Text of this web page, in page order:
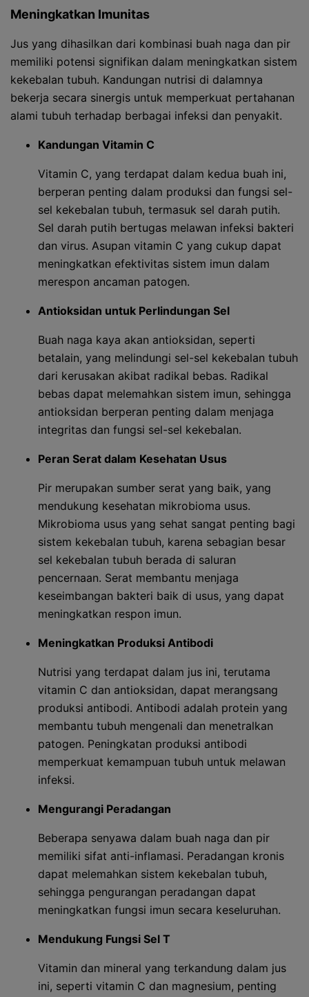
Meningkatkan Imunitas
Jus yang dihasilkan dari kombinasi buah naga dan pir
memiliki potensi signifikan dalam meningkatkan sistem
kekebalan tubuh. Kandungan nutrisi di dalamnya
bekerja secara sinergis untuk memperkuat pertahanan
alami tubuh terhadap berbagai infeksi dan penyakit.
Kandungan Vitamin C
Vitamin C, yang terdapat dalam kedua buah ini,
berperan penting dalam produksi dan fungsi sel-
sel kekebalan tubuh, termasuk sel darah putih.
Sel darah putih bertugas melawan infeksi bakteri
dan virus. Asupan vitamin C yang cukup dapat
meningkatkan efektivitas sistem imun dalam
merespon ancaman patogen.
Antioksidan untuk Perlindungan Sel
Buah naga kaya akan antioksidan, seperti
betalain, yang melindungi sel-sel kekebalan tubuh
dari kerusakan akibat radikal bebas. Radikal
bebas dapat melemahkan sistem imun, sehingga
antioksidan berperan penting dalam menjaga
integritas dan fungsi sel-sel kekebalan.
Peran Serat dalam Kesehatan Usus
Pir merupakan sumber serat yang baik, yang
mendukung kesehatan mikrobioma usus.
Mikrobioma usus yang sehat sangat penting bagi
sistem kekebalan tubuh, karena sebagian besar
sel kekebalan tubuh berada di saluran
pencernaan. Serat membantu menjaga
keseimbangan bakteri baik di usus, yang dapat
meningkatkan respon imun.
Meningkatkan Produksi Antibodi
Nutrisi yang terdapat dalam jus ini, terutama
vitamin C dan antioksidan, dapat merangsang
produksi antibodi. Antibodi adalah protein yang
membantu tubuh mengenali dan menetralkan
patogen. Peningkatan produksi antibodi
memperkuat kemampuan tubuh untuk melawan
infeksi.
Mengurangi Peradangan
Beberapa senyawa dalam buah naga dan pir
memiliki sifat anti-inflamasi. Peradangan kronis
dapat melemahkan sistem kekebalan tubuh,
sehingga pengurangan peradangan dapat
meningkatkan fungsi imun secara keseluruhan.
Mendukung Fungsi Sel T
Vitamin dan mineral yang terkandung dalam jus
ini, seperti vitamin C dan magnesium, penting